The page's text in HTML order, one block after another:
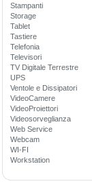
Stampanti
Storage
Tablet
Tastiere
Telefonia
Televisori
TV Digitale Terrestre
UPS
Ventole e Dissipatori
VideoCamere
VideoProiettori
Videosorveglianza
Web Service
Webcam
WI-FI
Workstation